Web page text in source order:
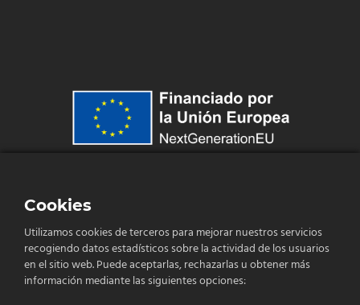
Cookies
Utilizamos cookies de terceros para mejorar nuestros servicios
recogiendo datos estadísticos sobre la actividad de los usuarios
en el sitio web. Puede aceptarlas, rechazarlas u obtener más
información mediante las siguientes opciones: